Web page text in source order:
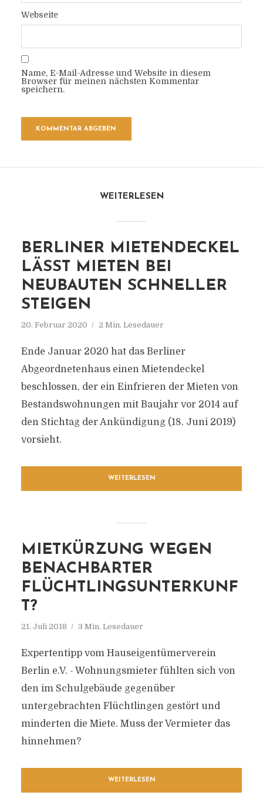
Webseite
Name, E-Mail-Adresse und Website in diesem
Browser für meinen nächsten Kommentar
speichern.
WEITERLESEN
BERLINER MIETENDECKEL
LÄSST MIETEN BEI
NEUBAUTEN SCHNELLER
STEIGEN
20. Februar 2020 2 Min. Lesedauer
Ende Januar 2020 hat das Berliner
Abgeordnetenhaus einen Mietendeckel
beschlossen, der ein Einfrieren der Mieten von
Bestandswohnungen mit Baujahr vor 2014 auf
den Stichtag der Ankündigung (18. Juni 2019)
vorsieht.
WEITERLESEN
MIETKÜRZUNG WEGEN
BENACHBARTER
FLÜCHTLINGSUNTERKUNF
T?
21. Juli 2018 3 Min. Lesedauer
Expertentipp vom Hauseigentümerverein
Berlin e.V. - Wohnungsmieter fühlten sich von
den im Schulgebäude gegenüber
untergebrachten Flüchtlingen gestört und
minderten die Miete. Muss der Vermieter das
hinnehmen?
WEITERLESEN